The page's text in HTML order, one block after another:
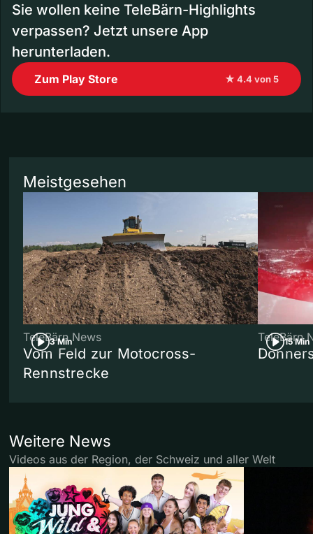
Sie wollen keine TeleBärn-Highlights
verpassen? Jetzt unsere App
herunterladen.
Zum Play Store ★ 4.4 von 5
Meistgesehen
3 Min
TeleBärn News
Vom Feld zur Motocross-
Rennstrecke
15 Min
TeleBärn
Weitere News
Videos aus der Region, der Schweiz und aller Welt